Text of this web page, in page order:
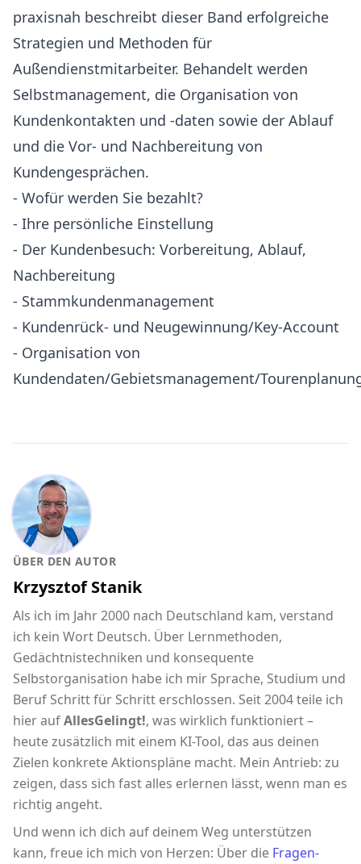
praxisnah beschreibt dieser Band erfolgreiche
Strategien und Methoden für
Außendienstmitarbeiter. Behandelt werden
Selbstmanagement, die Organisation von
Kundenkontakten und -daten sowie der Ablauf
und die Vor- und Nachbereitung von
Kundengesprächen.
- Wofür werden Sie bezahlt?
- Ihre persönliche Einstellung
- Der Kundenbesuch: Vorbereitung, Ablauf,
Nachbereitung
- Stammkundenmanagement
- Kundenrück- und Neugewinnung/Key-Account
- Organisation von
Kundendaten/Gebietsmanagement/
ÜBER DEN AUTOR
Krzysztof Stanik
Als ich im Jahr 2000 nach Deutschland kam, verstand
ich kein Wort Deutsch. Über Lernmethoden,
Gedächtnistechniken und konsequente
Selbstorganisation habe ich mir Sprache, Studium und
Beruf Schritt für Schritt erschlossen. Seit 2004 teile ich
hier aufAllesGelingt!, was wirklich funktioniert –
heute zusätzlich mit einem KI-Tool, das aus deinen
Zielen konkrete Aktionspläne macht. Mein Antrieb: zu
zeigen, dass sich fast alles erlernen lässt, wenn man es
richtig angeht.
Und wenn ich dich auf deinem Weg unterstützen
kann, freue ich mich von Herzen: Über die Fragen-